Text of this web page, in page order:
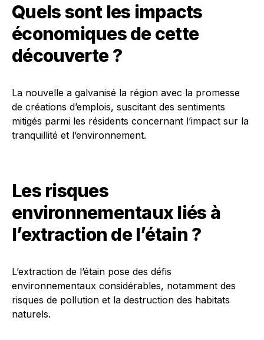
Quels sont les impacts
économiques de cette
découverte ?
La nouvelle a galvanisé la région avec la promesse
de créations d’emplois, suscitant des sentiments
mitigés parmi les résidents concernant l’impact sur la
tranquillité et l’environnement.
Les risques
environnementaux liés à
l’extraction de l’étain ?
L’extraction de l’étain pose des défis
environnementaux considérables, notamment des
risques de pollution et la destruction des habitats
naturels.